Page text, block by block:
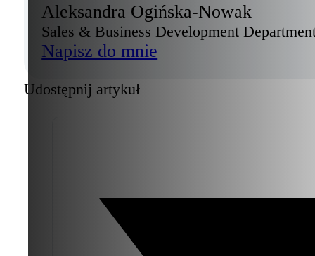
Aleksandra Ogińska-Nowak
Sales & Business Development
Napisz do mnie
Udostępnij artykuł